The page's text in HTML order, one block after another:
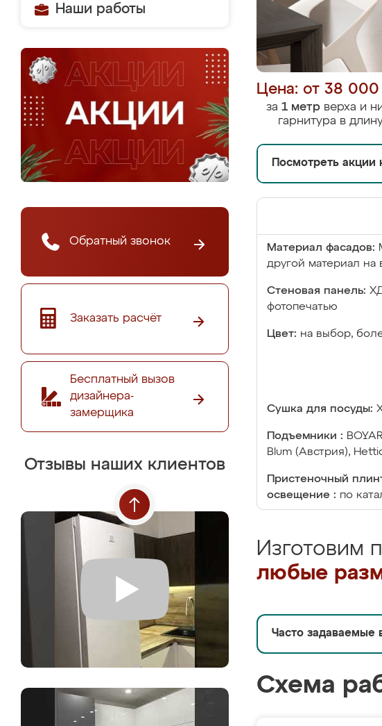
Наши работы
Обратный звонок
Заказать расчёт
Бесплатный вызов
дизайнера-
замерщика
Отзывы наших клиентов
Цена: от 38
за 1 метрверха и
гарнитура в
Посмотреть
Материал фасадов:
другой материал на
Стеновая панель:
фотопечатью
Цвет: на выбор,
Сушка для посуды:
Подъемники :
Blum (Австрия),
Пристеночный
освещение : по
Изготовим
любые
Часто задаваемые
Схема